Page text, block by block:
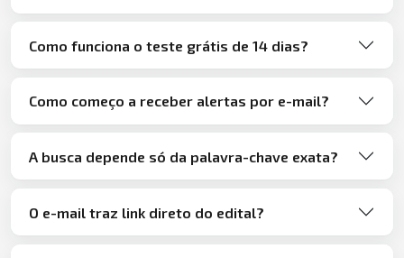
Como funciona o teste grátis de 14 dias?
Como começo a receber alertas por e-mail?
A busca depende só da palavra-chave exata?
O e-mail traz link direto do edital?